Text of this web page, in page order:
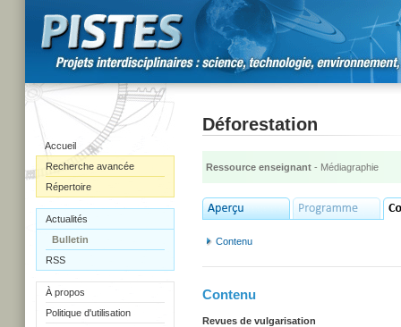
Accueil
Recherche avancée
Répertoire
Actualités
Bulletin
RSS
À propos
Politique d'utilisation
Déforestation
Ressource enseignant - Médiagraphie
Contenu
Contenu
Revues de vulgarisation